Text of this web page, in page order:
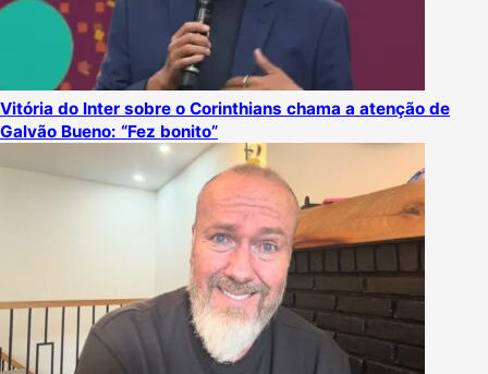
Vitória do Inter sobre o Corinthians chama a atenção de
Galvão Bueno: “Fez bonito”